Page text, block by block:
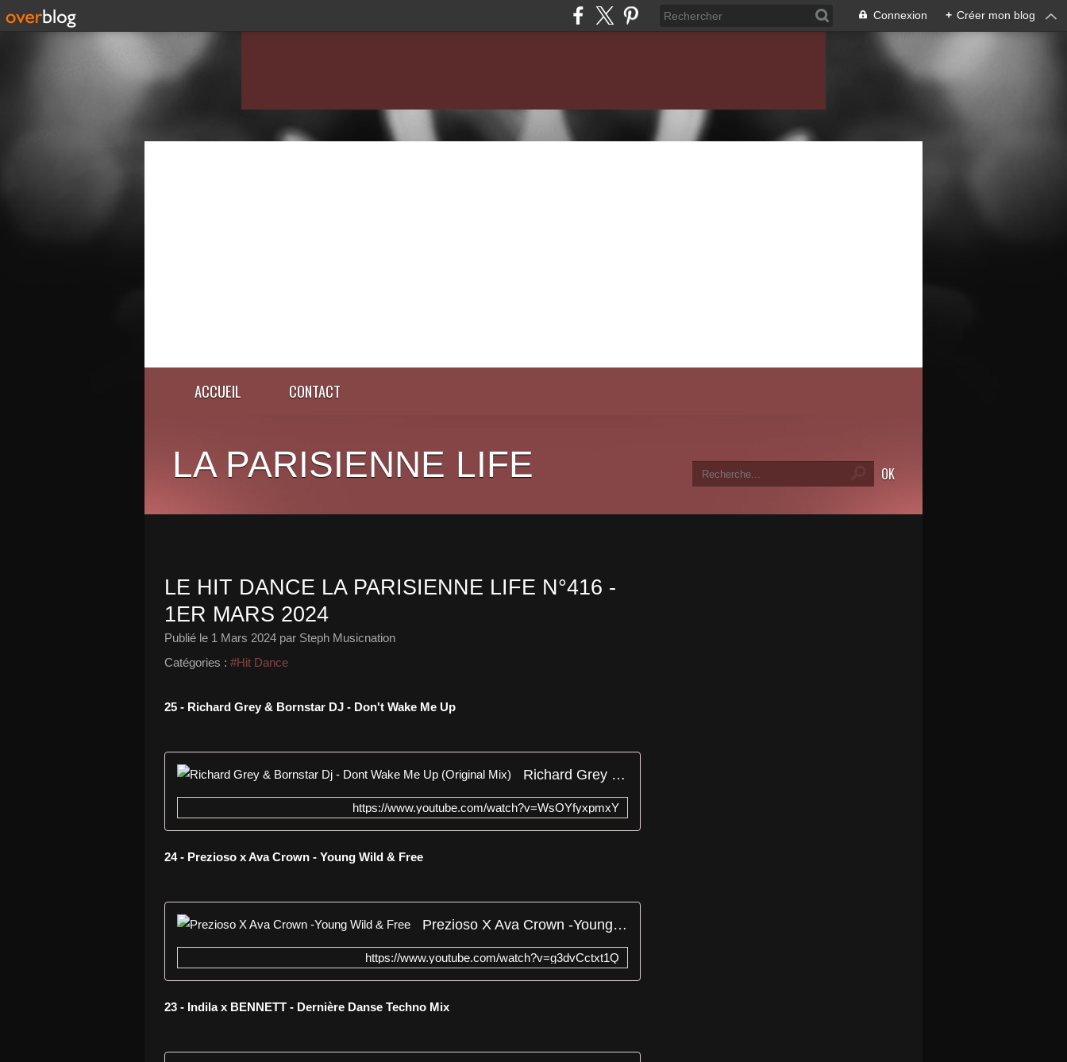
Connexion + Créer mon blog
ACCUEIL CONTACT
LA PARISIENNE LIFE
LE HIT DANCE LA PARISIENNE LIFE N°416 -
1ER MARS 2024
Publié le 1 Mars 2024 par Steph Musicnation
Catégories : #Hit Dance
25 - Richard Grey & Bornstar DJ - Don't Wake Me Up
Richard Grey & Bornstar Dj - Dont Wake Me Up (Original Mix)
https://www.youtube.com/watch?v=WsOYfyxpmxY
24 - Prezioso x Ava Crown - Young Wild & Free
Prezioso X Ava Crown -Young Wild & Free
https://www.youtube.com/watch?v=g3dvCctxt1Q
23 - Indila x BENNETT - Dernière Danse Techno Mix